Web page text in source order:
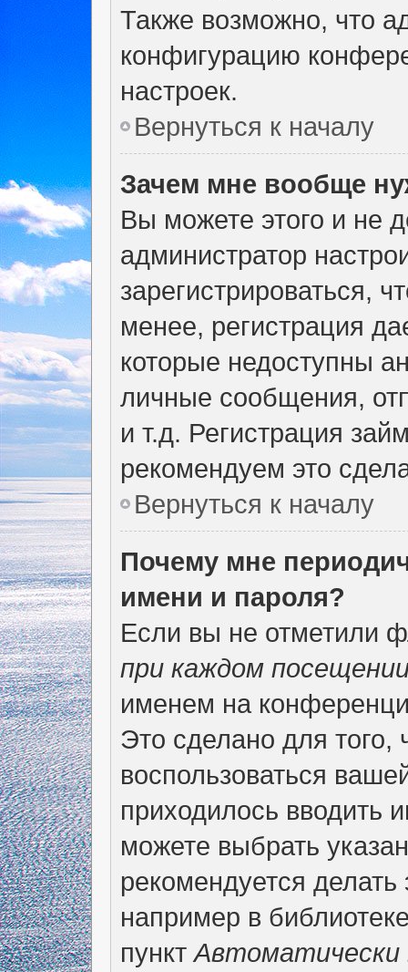
Также возможно, что
конфигурацию
настроек.
Вернуться к началу
Зачем мне вообще
Вы можете этого и не
администратор
зарегистрироваться,
менее, регистрация
которые недоступны
личные сообщения,
и т.д. Регистрация
рекомендуем это
Вернуться к началу
Почему мне
имени и пароля?
Если вы не отметили
при каждом
именем на
Это сделано для того,
воспользоваться
приходилось вводить
можете выбрать
рекомендуется
например в
пунктАвтоматически